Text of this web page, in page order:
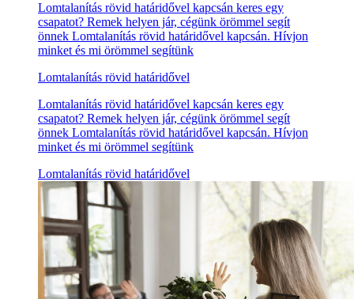
Lomtalanítás rövid határidővel kapcsán keres egy
csapatot? Remek helyen jár, cégünk örömmel segít
önnek Lomtalanítás rövid határidővel kapcsán. Hívjon
minket és mi örömmel segítünk
Lomtalanítás rövid határidővel
Lomtalanítás rövid határidővel kapcsán keres egy
csapatot? Remek helyen jár, cégünk örömmel segít
önnek Lomtalanítás rövid határidővel kapcsán. Hívjon
minket és mi örömmel segítünk
Lomtalanítás rövid határidővel